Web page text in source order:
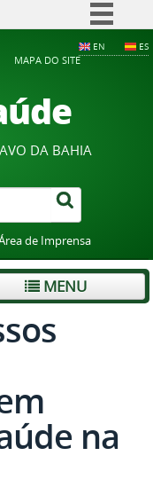
Participe
à informação
Legislação
Canais
EN ES
MAPA DO SITE
DA BAHIA
de Imprensa
MENU
na